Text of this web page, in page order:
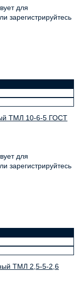
для
зарегистрируйтесь
ТМЛ 10-6-5 ГОСТ
для
зарегистрируйтесь
ТМЛ 2,5-5-2,6